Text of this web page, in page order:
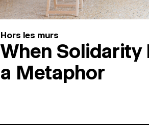
Hors les murs
When Solidarity
a Metaphor